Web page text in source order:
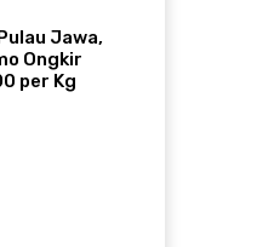
Jawa,
Ongkir
per Kg